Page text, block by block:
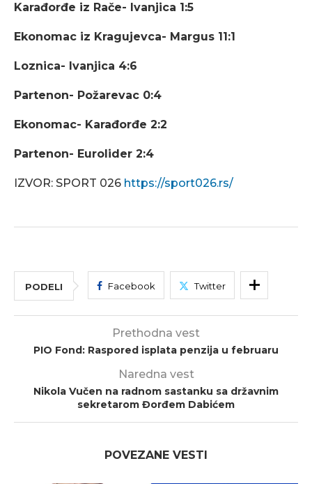
Karađorđe iz Rače- Ivanjica 1:5
Ekonomac iz Kragujevca- Margus 11:1
Loznica- Ivanjica 4:6
Partenon- Požarevac 0:4
Ekonomac- Karađorđe 2:2
Partenon- Eurolider 2:4
IZVOR: SPORT 026 https://sport026.rs/
PODELI Facebook Twitter
Prethodna vest
PIO Fond: Raspored isplata penzija u februaru
Naredna vest
Nikola Vučen na radnom sastanku sa državnim
sekretarom Đorđem Dabićem
POVEZANE VESTI